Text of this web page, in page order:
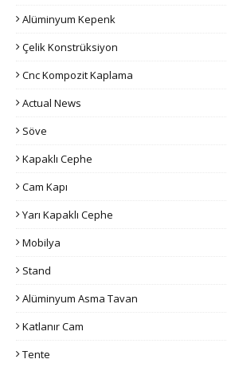
Alüminyum Kepenk
Çelik Konstrüksiyon
Cnc Kompozit Kaplama
Actual News
Söve
Kapaklı Cephe
Cam Kapı
Yarı Kapaklı Cephe
Mobilya
Stand
Alüminyum Asma Tavan
Katlanır Cam
Tente